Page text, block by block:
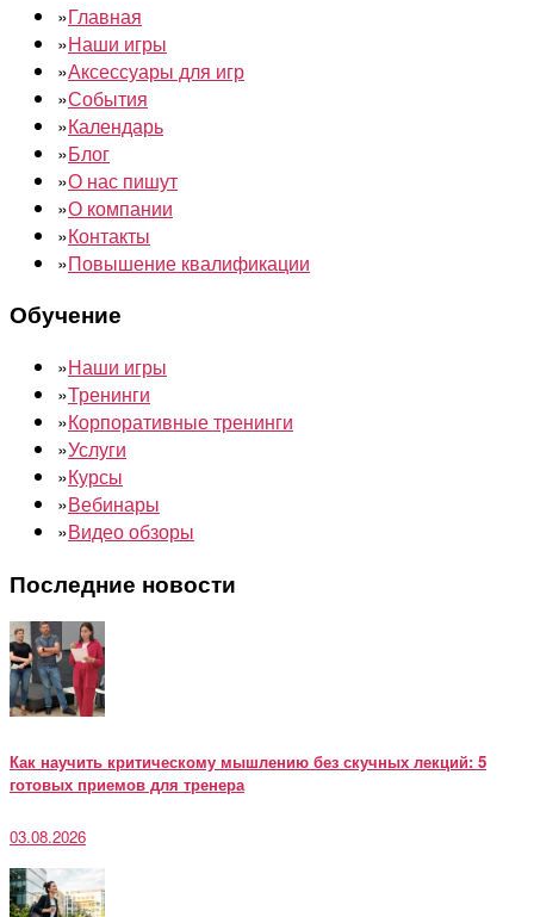
»Главная
»Наши игры
»Аксессуары для игр
»События
»Календарь
»Блог
»О нас пишут
»О компании
»Контакты
»Повышение квалификации
Обучение
»Наши игры
»Тренинги
»Корпоративные тренинги
»Услуги
»Курсы
»Вебинары
»Видео обзоры
Последние новости
Как научить критическому мышлению без скучных лекций: 5
готовых приемов для тренера
03.08.2026